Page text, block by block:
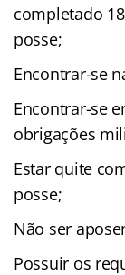
completado
posse;
Encontrar-se
Encontrar-se
obrigações
Estar quite
posse;
Não ser
Possuir os